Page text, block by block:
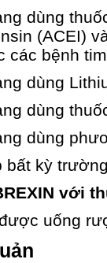
dùng
(ACEI)
các bệnh
dùng
dùng
dùng
bất kỳ
với
uống